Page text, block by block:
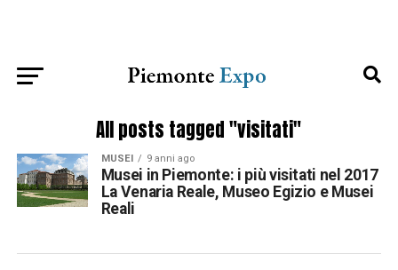
All posts tagged "visitati"
MUSEI 9 anni ago
Musei in Piemonte: i più visitati nel 2017
La Venaria Reale, Museo Egizio e Musei
Reali